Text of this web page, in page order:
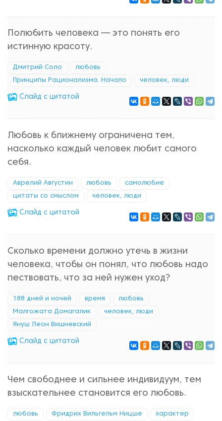
Полюбить человека — это понять его
истинную красоту.
Дмитрий Соло любовь
Принципы Рационализма. Начало человек, люди
Cлайд с цитатой
Любовь к ближнему ограничена тем,
насколько каждый человек любит самого
себя.
Аврелий Августин любовь самолюбие
цитаты со смыслом человек, люди
Cлайд с цитатой
Сколько времени должно утечь в жизни
человека, чтобы он понял, что любовь надо
пествовать, что за ней нужен уход?
188 дней и ночей время любовь
Малгожата Домагалик человек, люди
Януш Леон Вишневский
Cлайд с цитатой
Чем свободнее и сильнее индивидуум, тем
взыскательнее становится его любовь.
любовь Фридрих Вильгельм Ницше характер